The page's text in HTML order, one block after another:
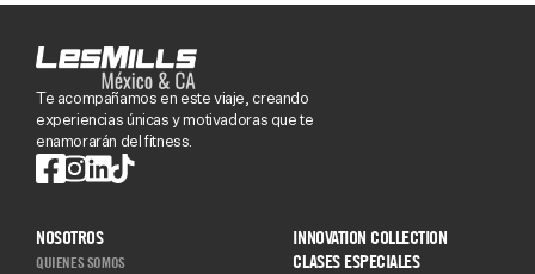
Te acompañamos en este viaje, creando
experiencias únicas y motivadoras que te
enamorarán del fitness.
NOSOTROS
QUIENES SOMOS
INNOVATION COLLECTION
CLASES ESPECIALES